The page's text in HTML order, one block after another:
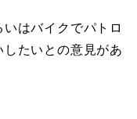
はバイクでパトロ
たいとの意見があ